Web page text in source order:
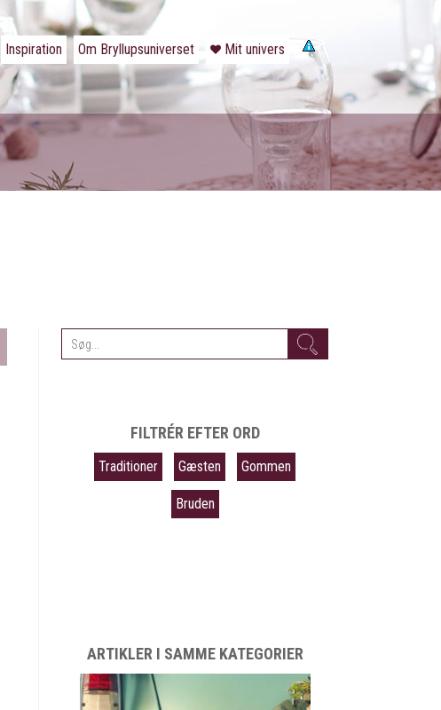
Inspiration Om Bryllupsuniverset
Mit univers
FILTRÉR EFTER ORD
Traditioner Gæsten Gommen
Bruden
ARTIKLER I SAMME KATEGORIER